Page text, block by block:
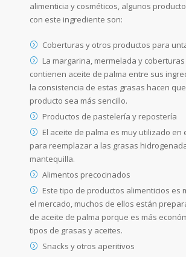
alimenticia y cosméticos, algunos
con este ingrediente son:
Coberturas y otros productos para
La margarina, mermelada y
contienen aceite de palma entre sus
la consistencia de estas grasas hacen
producto sea más sencillo.
Productos de pastelería y repostería
El aceite de palma es muy utilizado en
para reemplazar a las grasas
mantequilla.
Alimentos precocinados
Este tipo de productos alimenticios es
el mercado, muchos de ellos están
de aceite de palma porque es más
tipos de grasas y aceites.
Snacks y otros aperitivos